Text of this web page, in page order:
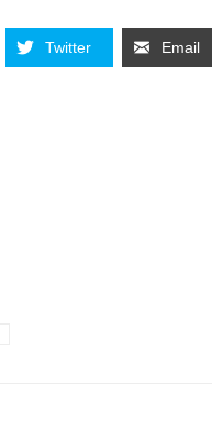
Twitter Email